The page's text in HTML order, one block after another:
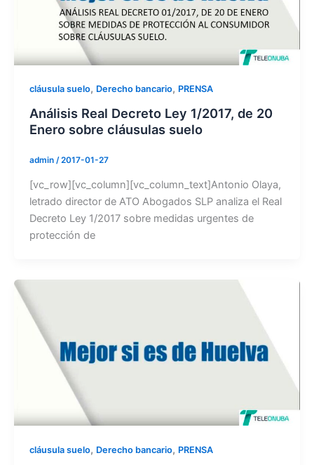
cláusula suelo, Derecho bancario, PRENSA
Análisis Real Decreto Ley 1/2017, de 20
Enero sobre cláusulas suelo
admin /2017-01-27
[vc_row][vc_column][vc_column_text]Antonio Olaya,
letrado director de ATO Abogados SLP analiza el Real
Decreto Ley 1/2017 sobre medidas urgentes de
protección de
cláusula suelo, Derecho bancario, PRENSA